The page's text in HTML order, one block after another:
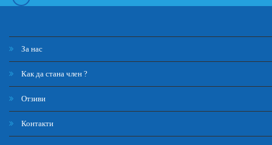
За нас
Как да стана член ?
Отзиви
Контакти